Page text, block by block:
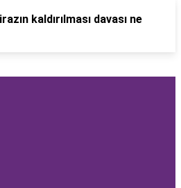
kaldırılması davası ne